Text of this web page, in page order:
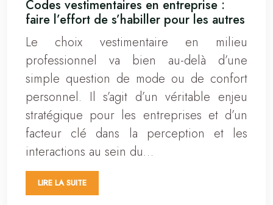
Codes vestimentaires en entreprise :
faire l’effort de s’habiller pour les autres
Le choix vestimentaire en milieu
professionnel va bien au-delà d’une
simple question de mode ou de confort
personnel. Il s’agit d’un véritable enjeu
stratégique pour les entreprises et d’un
facteur clé dans la perception et les
interactions au sein du…
LIRE LA SUITE